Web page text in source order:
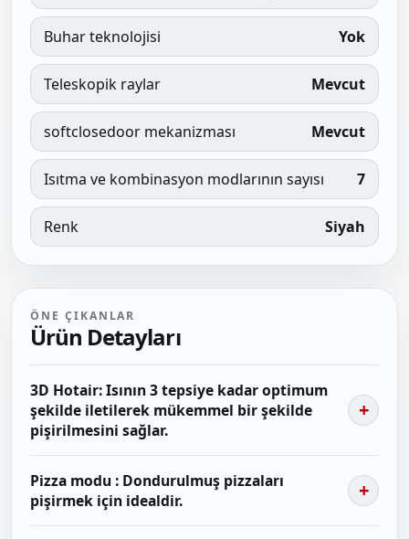
Buhar teknolojisi Yok
Teleskopik raylar Mevcut
softclosedoor mekanizması Mevcut
Isıtma ve kombinasyon modlarının sayısı 7
Renk Siyah
ÖNE ÇIKANLAR
Ürün Detayları
3D Hotair: Isının 3 tepsiye kadar optimum
şekilde iletilerek mükemmel bir şekilde
pişirilmesini sağlar.
Pizza modu : Dondurulmuş pizzaları
pişirmek için idealdir.